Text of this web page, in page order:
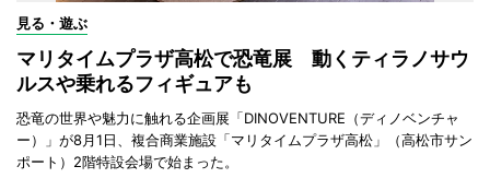
見る・遊ぶ
マリタイムプラザ高松で恐竜展 動くティラノサウ
ルスや乗れるフィギュアも
恐竜の世界や魅力に触れる企画展「DINOVENTURE（ディノベンチャ
ー）」が8月1日、複合商業施設「マリタイムプラザ高松」（高松市サン
ポート）2階特設会場で始まった。